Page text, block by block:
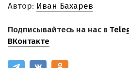
Автор: Иван Бахарев
Подписывайтесь на нас в
ВКонтакте